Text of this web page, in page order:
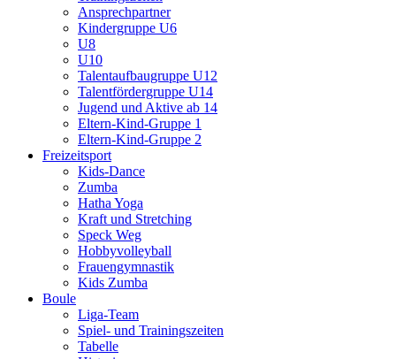
Ansprechpartner
Kindergruppe U6
U8
U10
Talentaufbaugruppe U12
Talentfördergruppe U14
Jugend und Aktive ab 14
Eltern-Kind-Gruppe 1
Eltern-Kind-Gruppe 2
Freizeitsport
Kids-Dance
Zumba
Hatha Yoga
Kraft und Stretching
Speck Weg
Hobbyvolleyball
Frauengymnastik
Kids Zumba
Boule
Liga-Team
Spiel- und Trainingszeiten
Tabelle